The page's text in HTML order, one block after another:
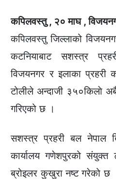
कपिलवस्तु , २० माघ ,
कपिलवस्तु जिल्लाको
कटनियाबाट सशस्त्र
विजयनगर र इलाका प्रहरी
टोलीले अन्दाजी ३५०किलाे
गरिएको छ ।
सशस्त्र प्रहरी बल नेपाल
कार्यालय गणेशपुरको संयुक्त
ब्रोइलर कुखुरा नष्ट गरेको छ